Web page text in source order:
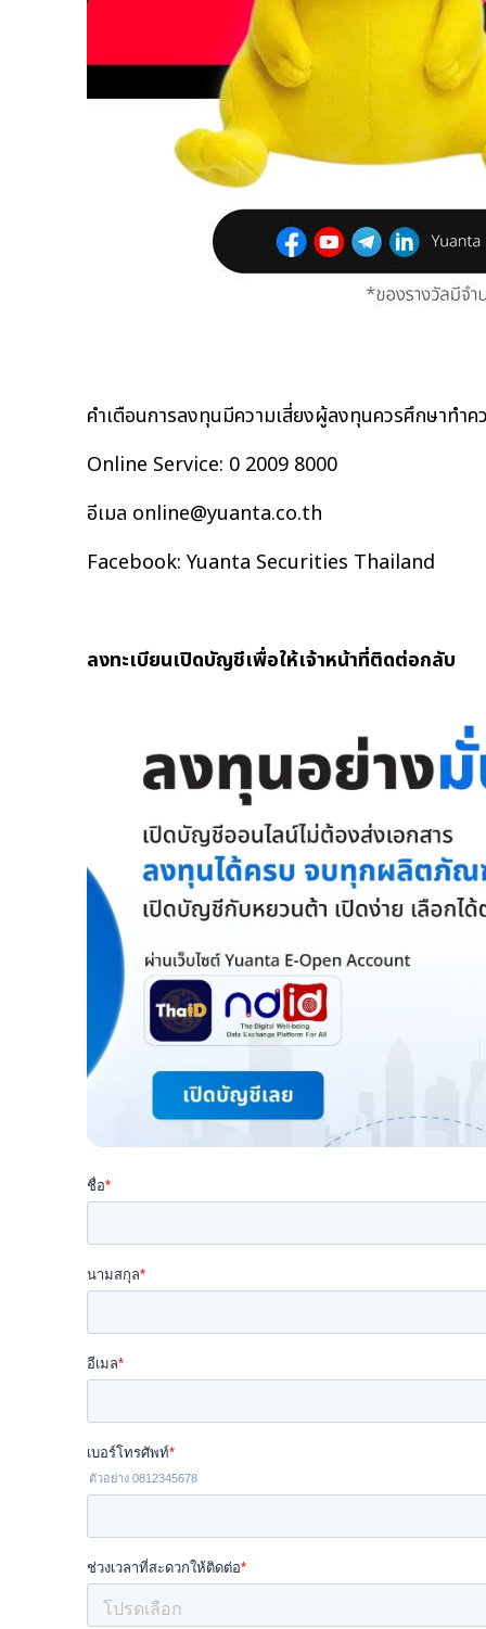
คำเตือนการลงทุนมีความเสี่ยงผู้ลงทุนควรศึกษาทำ
Online Service: 0 2009 8000
อีเมล online@yuanta.co.th
Facebook: Yuanta Securities Thailand
ลงทะเบียนเปิดบัญชีเพื่อให้เจ้าหน้าที่ติดต่อกลับ